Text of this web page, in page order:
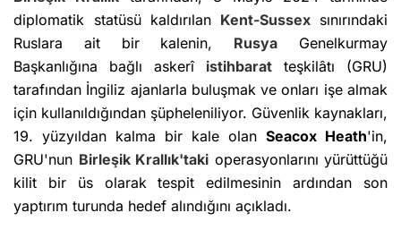
diplomatik statüsü kaldırılan Kent-Sussexsınırındaki
Ruslara ait bir kalenin, Rusya Genelkurmay
Başkanlığına bağlı askerî istihbarat teşkilâtı (GRU)
tarafından İngiliz ajanlarla buluşmak ve onları işe almak
için kullanıldığından şüpheleniliyor. Güvenlik kaynakları,
19. yüzyıldan kalma bir kale olan Seacox Heath'in,
GRU'nun Birleşik Krallık'taki operasyonlarını yürüttüğü
kilit bir üs olarak tespit edilmesinin ardından son
yaptırım turunda hedef alındığını açıkladı.